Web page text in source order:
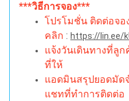
***วิธีการจอง***
โปรโมชั่น ติดต่อจอ
คลิก : https://lin.ee/
แจ้งวันเดินทางที่ลู
ที่ให้
แอดมินสรุปยอดมัด
แชทที่ทำการติดต่อ